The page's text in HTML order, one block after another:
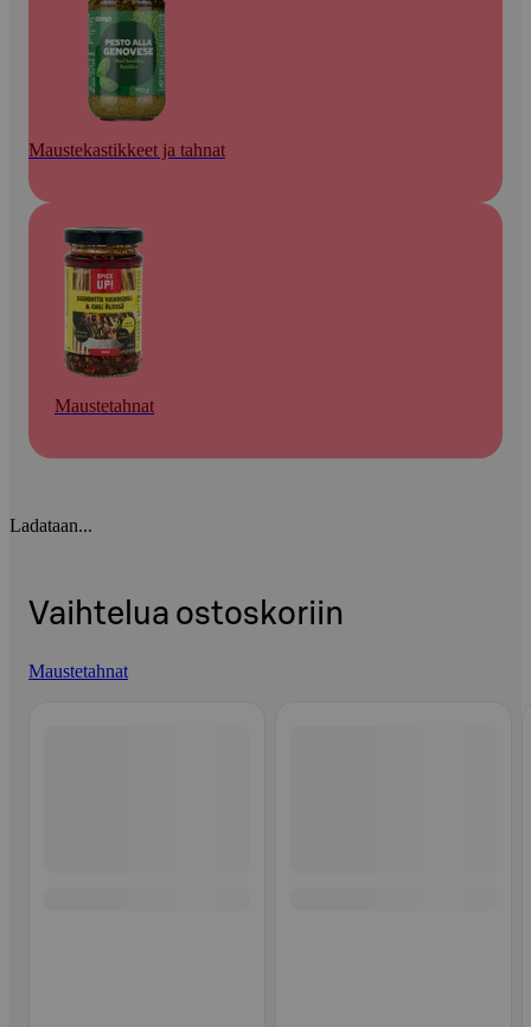
Maustekastikkeet ja tahnat
Maustetahnat
Ladataan...
Vaihtelua ostoskoriin
Maustetahnat